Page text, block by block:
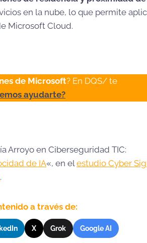
en la nube, lo que permite
Microsoft Cloud.
de Microsoft? En DQS/ te
ayudarte?
Arroyo en Ciberseguridad TIC:
de IA«, en el estudio Cyber
.
a través de:
X Grok Google AI